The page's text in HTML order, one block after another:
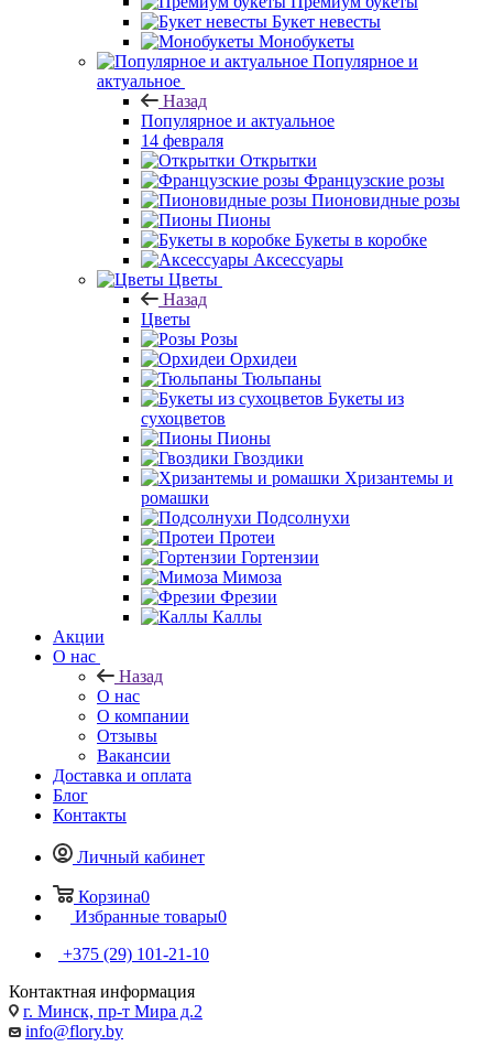
Букет невесты
Монобукеты
Популярное и
актуальное
Назад
Популярное и актуальное
14 февраля
Открытки
Французские розы
Пионовидные розы
Пионы
Букеты в коробке
Аксессуары
Цветы
Назад
Цветы
Розы
Орхидеи
Тюльпаны
Букеты из
сухоцветов
Пионы
Гвоздики
Хризантемы и
ромашки
Подсолнухи
Протеи
Гортензии
Мимоза
Фрезии
Каллы
Акции
О нас
Назад
О нас
О компании
Отзывы
Вакансии
Доставка и оплата
Блог
Контакты
Личный кабинет
Корзина0
Избранные товары0
+375 (29) 101-21-10
Контактная информация
г. Минск, пр-т Мира д.2
info@flory.by